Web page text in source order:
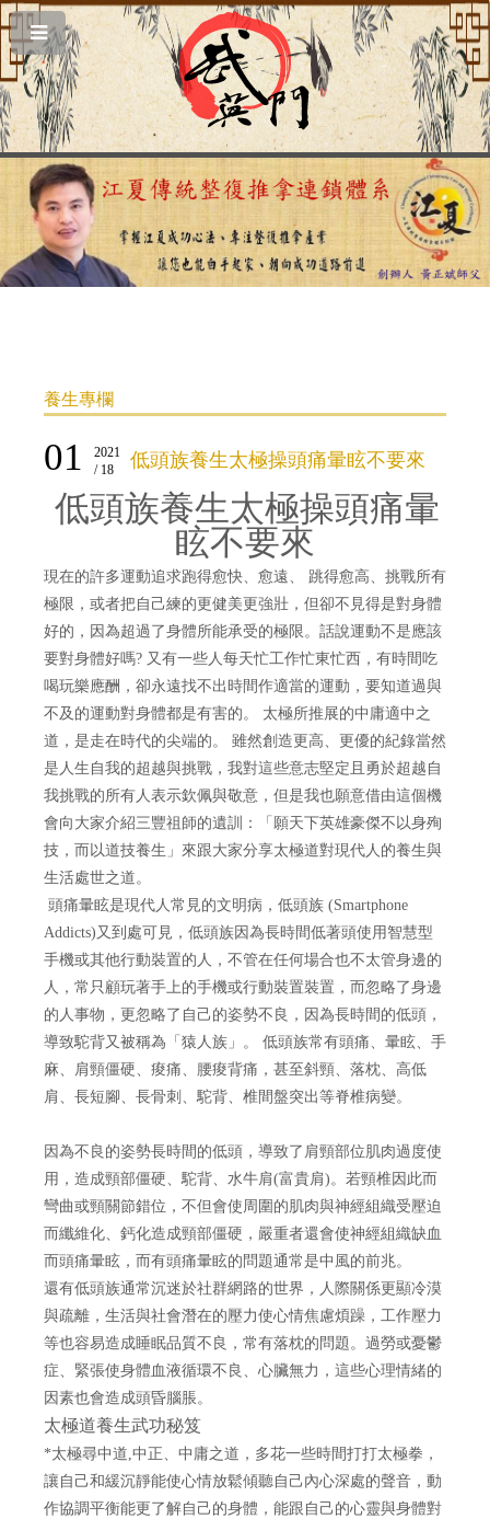
養生專欄
01
2021
/ 18
低頭族養生太極操頭痛暈眩不要來
低頭族養生太極操頭痛暈
眩不要來
現在的許多運動追求跑得愈快、愈遠、
跳得愈高、挑戰所有
極限，或者把自己練的更健美更強壯，但卻不見得是對身體
好的，因為超過了身體所能承受的極限。話說運動不是應該
要對身體好嗎? 又有一些人每天忙工作忙東忙西，有時間吃
喝玩樂應酬，卻永遠找不出時間作適當的運動，要知道過與
不及的運動對身體都是有害的。
太極所推展的中庸適中之
道，是走在時代的尖端的。
雖然創造更高、更優的紀錄當然
是人生自我的超越與挑戰，我對這些意志堅定且勇於超越自
我挑戰的所有人表示欽佩與敬意，但是我也願意借由這個機
會向大家介紹三豐祖師的遺訓：「願天下英雄豪傑不以身殉
技，而以道技養生」來跟大家分享太極道對現代人的養生與
生活處世之道。
頭痛暈眩是現代人常見的文明病， 低頭族 (Smartphone
Addicts) 又到處可見，低頭族因為長時間低著頭使用智慧型
手機或其他行動裝置的人，不管在任何場合也不太管身邊的
人，常只顧玩著手上的手機或行動裝置裝置 ，而忽略了身邊
的人事物，更忽略了自己的姿勢不良， 因為長時間的低頭，
導致駝背又被稱為「 猿人族 」 。
低頭族常有頭痛、暈眩、手
麻、肩頸僵硬、痠痛、腰痠背痛，甚至斜頸、落枕、高低
肩、長短腳、長骨刺、駝背、椎間盤突出等脊椎病變。
因為不良的姿勢長時間的低頭，導致了肩頸部位肌肉過度使
用，造成頸部僵硬、駝背、水牛肩(富貴肩) 。若頸椎因此而
彎曲或頸關節錯位，不但會使周圍的肌肉與神經組織受壓迫
而纖維化、鈣化造成頸部僵硬，嚴重者還會使神經組織缺血
而頭痛暈眩，而有頭痛暈眩的問題通常是中風的前兆。
還有低頭族通常沉迷於社群網路的世界，人際關係更顯冷漠
與疏離，生活與社會潛在的壓力使心情焦慮煩躁，工作壓力
等也容易造成睡眠品質不良，常有落枕的問題。過勞或憂鬱
症、緊張使身體血液循環不良、心臟無力，這些心理情緒的
因素也會造成頭昏腦脹。
太極道養生武功秘笈
*太極尋中道 中正、中庸之道，多花一些時間打打太極拳，
讓自己和緩沉靜能使心情放鬆傾聽自己內心深處的聲音，動
作協調平衡能更了解自己的身體，能跟自己的心靈與身體對